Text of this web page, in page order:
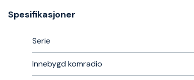
Spesifikasjoner
Serie
Innebygd komradio